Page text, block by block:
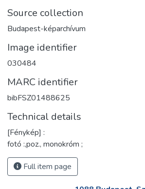
Source collection
Budapest-képarchívum
Image identifier
030484
MARC identifier
bibFSZ01488625
Technical details
[Fénykép] :
fotó :,poz., monokróm ;
Full item page